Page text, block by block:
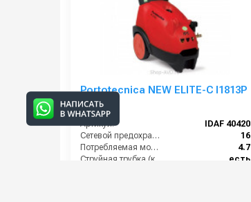
Portotecnica NEW ELITE-C I1813P
T
Артикул:
IDAF 40420
Сетевой предохранитель (А):
16
Потребляемая мощность (Вт):
4.7
есть